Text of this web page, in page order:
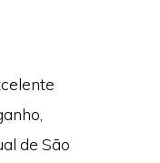
de São